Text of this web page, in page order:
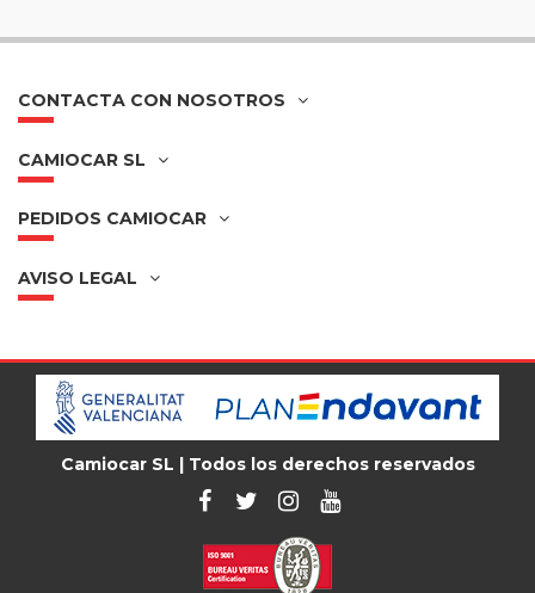
CONTACTA CON NOSOTROS
CAMIOCAR SL
PEDIDOS CAMIOCAR
AVISO LEGAL
Camiocar SL | Todos los derechos reservados